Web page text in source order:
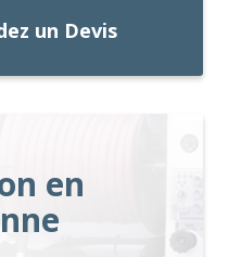
un Devis
en